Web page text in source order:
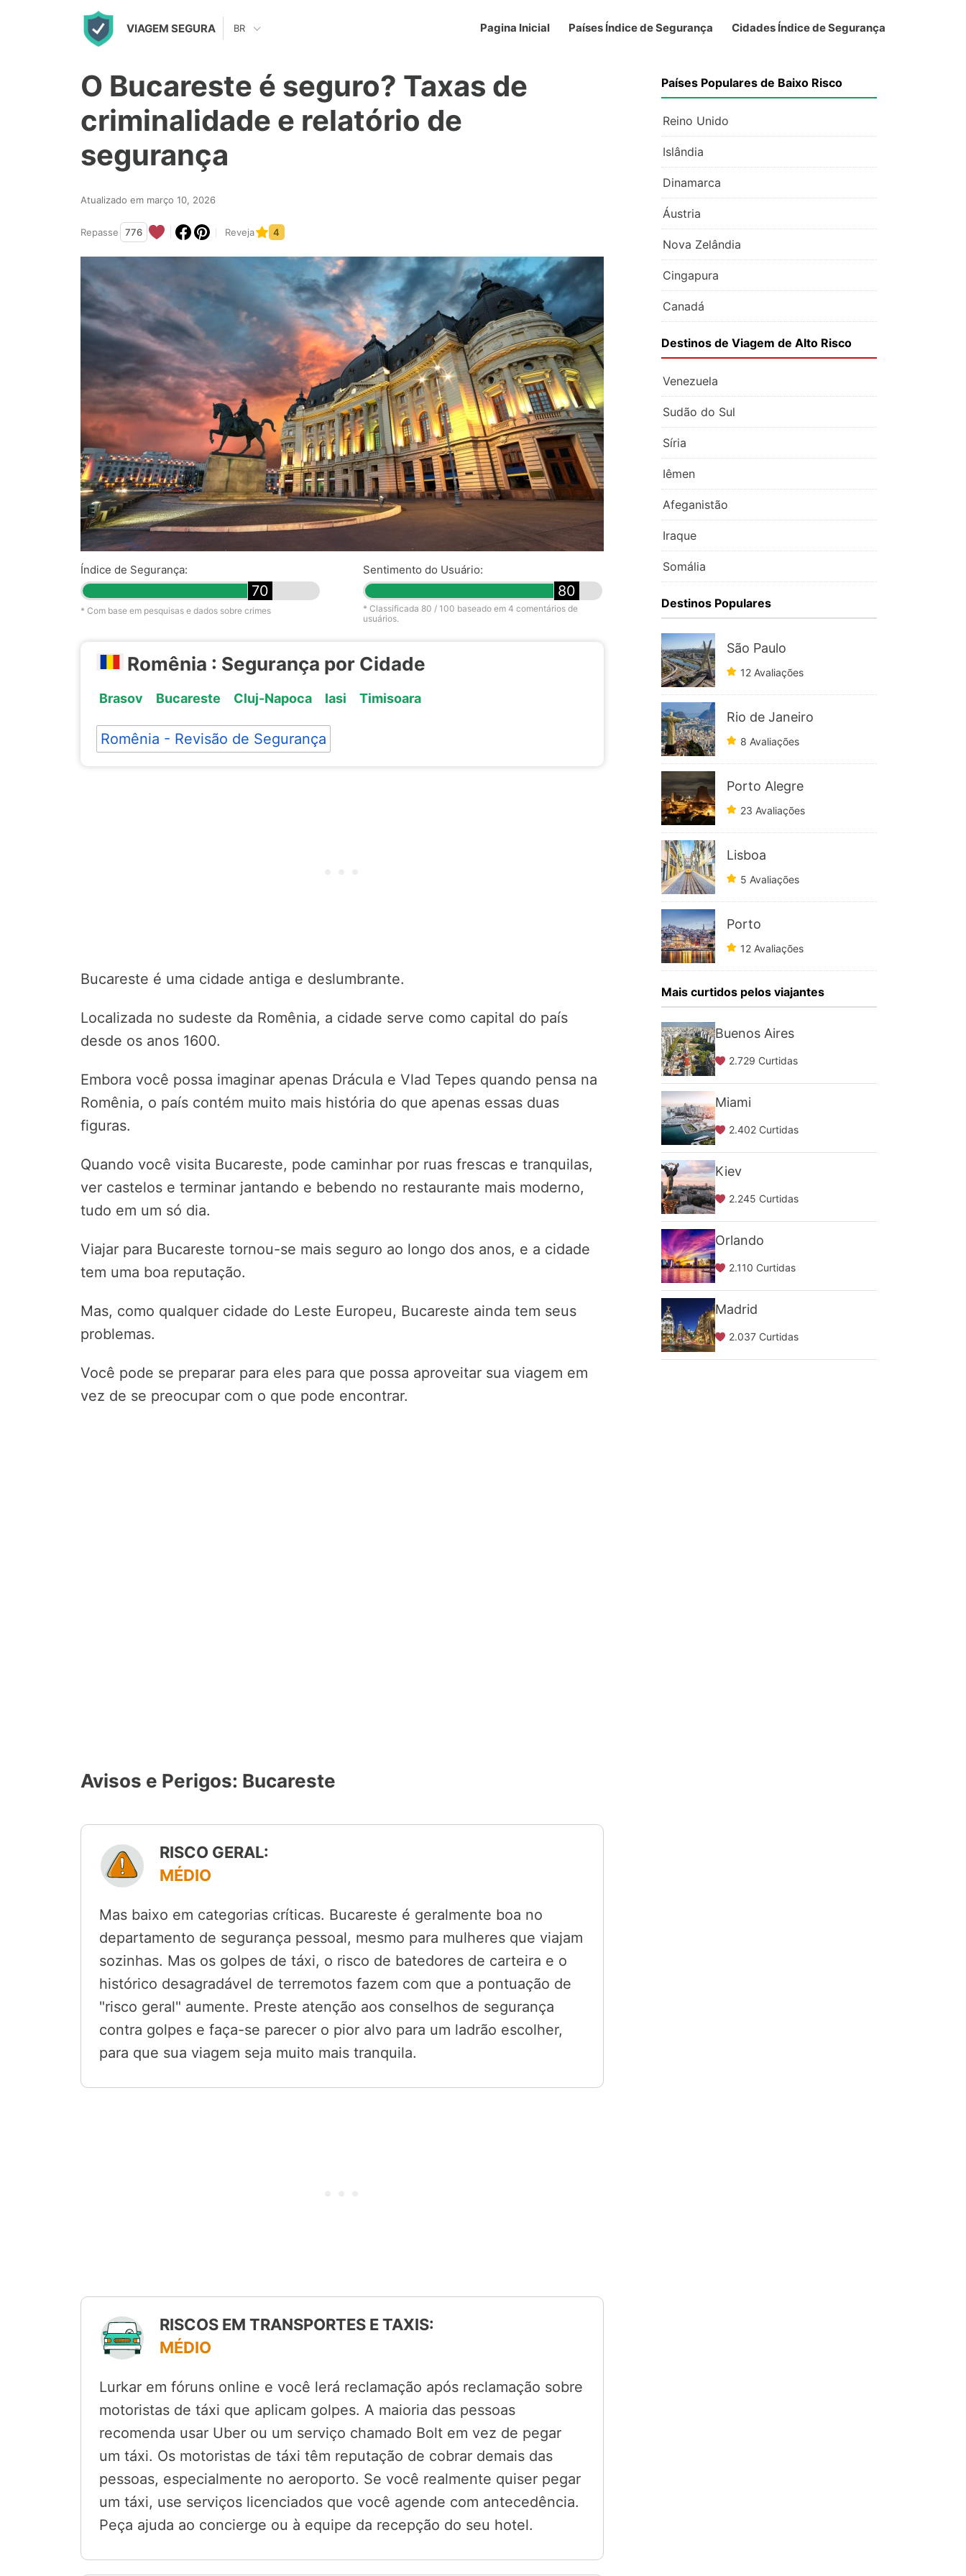
VIAGEM SEGURA Pagina Inicial Países Índice de Segurança Cidades Índice de Segurança
BR
O Bucareste é seguro? Taxas de
criminalidade e relatório de
segurança
Atualizado em março 10, 2026
Repasse 776 Reveja 4
Índice de Segurança:
70
* Com base em pesquisas e dados sobre crimes
Sentimento do Usuário:
80
* Classificada 80 / 100 baseado em4 comentários de
usuários.
Romênia : Segurança por Cidade
Brasov Bucareste Cluj-Napoca Iasi Timisoara
Romênia - Revisão de Segurança
Bucareste é uma cidade antiga e deslumbrante.
Localizada no sudeste da Romênia, a cidade serve como capital do país
desde os anos 1600.
Embora você possa imaginar apenas Drácula e Vlad Tepes quando pensa na
Romênia, o país contém muito mais história do que apenas essas duas
figuras.
Quando você visita Bucareste, pode caminhar por ruas frescas e tranquilas,
ver castelos e terminar jantando e bebendo no restaurante mais moderno,
tudo em um só dia.
Viajar para Bucareste tornou-se mais seguro ao longo dos anos, e a cidade
tem uma boa reputação.
Mas, como qualquer cidade do Leste Europeu, Bucareste ainda tem seus
problemas.
Você pode se preparar para eles para que possa aproveitar sua viagem em
vez de se preocupar com o que pode encontrar.
Avisos e Perigos: Bucareste
RISCO GERAL:
MÉDIO
Mas baixo em categorias críticas. Bucareste é geralmente boa no
departamento de segurança pessoal, mesmo para mulheres que viajam
sozinhas. Mas os golpes de táxi, o risco de batedores de carteira e o
histórico desagradável de terremotos fazem com que a pontuação de
"risco geral" aumente. Preste atenção aos conselhos de segurança
contra golpes e faça-se parecer o pior alvo para um ladrão escolher,
para que sua viagem seja muito mais tranquila.
RISCOS EM TRANSPORTES E TAXIS:
MÉDIO
Lurkar em fóruns online e você lerá reclamação após reclamação sobre
motoristas de táxi que aplicam golpes. A maioria das pessoas
recomenda usar Uber ou um serviço chamado Bolt em vez de pegar
um táxi. Os motoristas de táxi têm reputação de cobrar demais das
pessoas, especialmente no aeroporto. Se você realmente quiser pegar
um táxi, use serviços licenciados que você agende com antecedência.
Peça ajuda ao concierge ou à equipe da recepção do seu hotel.
Países Populares de Baixo Risco
Reino Unido
Islândia
Dinamarca
Áustria
Nova Zelândia
Cingapura
Canadá
Destinos de Viagem de Alto Risco
Venezuela
Sudão do Sul
Síria
Iêmen
Afeganistão
Iraque
Somália
Destinos Populares
São Paulo
12 Avaliações
Rio de Janeiro
8 Avaliações
Porto Alegre
23 Avaliações
Lisboa
5 Avaliações
Porto
12 Avaliações
Mais curtidos pelos viajantes
Buenos Aires
2.729 Curtidas
Miami
2.402 Curtidas
Kiev
2.245 Curtidas
Orlando
2.110 Curtidas
Madrid
2.037 Curtidas